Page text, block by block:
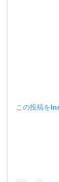
この投稿を